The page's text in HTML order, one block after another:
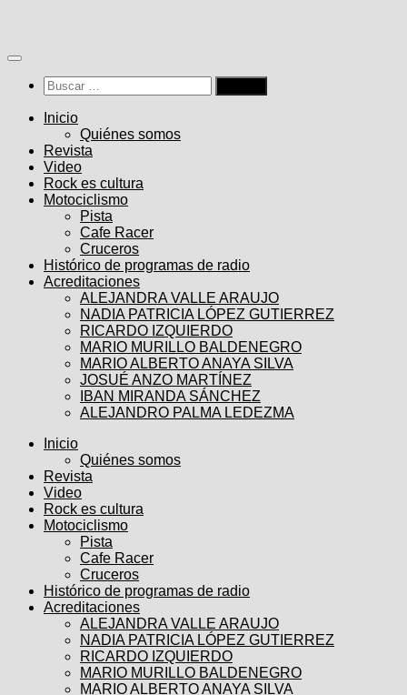
contenido
Buscar:
Inicio
Quiénes somos
Revista
Video
Rock es cultura
Motociclismo
Pista
Cafe Racer
Cruceros
Histórico de programas de radio
Acreditaciones
ALEJANDRA VALLE ARAUJO
NADIA PATRICIA LÓPEZ GUTIERREZ
RICARDO IZQUIERDO
MARIO MURILLO BALDENEGRO
MARIO ALBERTO ANAYA SILVA
JOSUÉ ANZO MARTÍNEZ
IBAN MIRANDA SÁNCHEZ
ALEJANDRO PALMA LEDEZMA
Inicio
Quiénes somos
Revista
Video
Rock es cultura
Motociclismo
Pista
Cafe Racer
Cruceros
Histórico de programas de radio
Acreditaciones
ALEJANDRA VALLE ARAUJO
NADIA PATRICIA LÓPEZ GUTIERREZ
RICARDO IZQUIERDO
MARIO MURILLO BALDENEGRO
MARIO ALBERTO ANAYA SILVA